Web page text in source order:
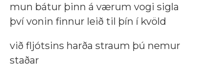
mun bátur þinn á værum vogi sigla
því vonin finnur leið til þín í kvöld
við fljótsins harða straum þú nemur
staðar